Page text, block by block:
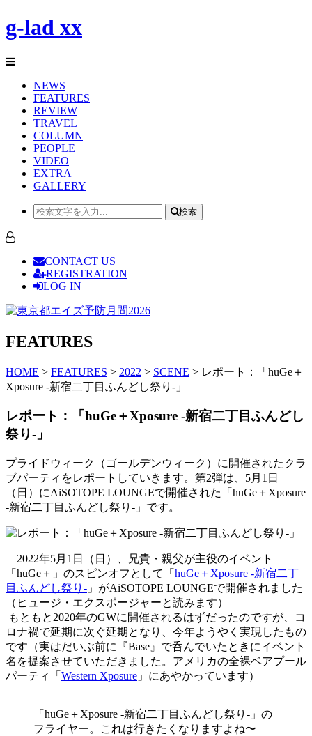
g-lad xx
NEWS
FEATURES
REVIEW
TRAVEL
COLUMN
PEOPLE
VIDEO
EXTRA
GALLERY
検索
CONTACT US
REGISTRATION
LOG IN
FEATURES
HOME > FEATURES > 2022 > SCENE > レポート：「huGe＋
Xposure -新宿二丁目ふんどし祭り-」
レポート：「huGe＋Xposure -新宿二丁目ふんどし
祭り-」
プライドウィーク（ゴールデンウィーク）に開催されたクラ
ブパーティをレポートしていきます。第2弾は、5月1日
（日）にAiSOTOPE LOUNGEで開催された「huGe＋Xposure
-新宿二丁目ふんどし祭り-」です。
2022年5月1日（日）、兄貴・親父が主役のイベント
「huGe＋」のスピンオフとして「 huGe＋Xposure -新宿二丁
目ふんどし祭り- 」がAiSOTOPE LOUNGEで開催されました
（ヒュージ・エクスポージャーと読みます）
もともと2020年のGWに開催されるはずだったのですが、コ
ロナ禍で延期に次ぐ延期となり、今年ようやく実現したもの
です（実はだいぶ前に『Base』で呑んでいたときにイベント
名を提案させていただきました。アメリカの全裸ベアプール
パーティ「 Western Xposure 」にあやかっています）
「huGe＋Xposure -新宿二丁目ふんどし祭り-」の
フライヤー。これは行きたくなりますよね〜